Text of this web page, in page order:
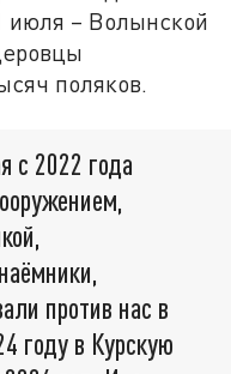
июля – Волынской
поляков.
с 2022 года
против нас в
году в Курскую